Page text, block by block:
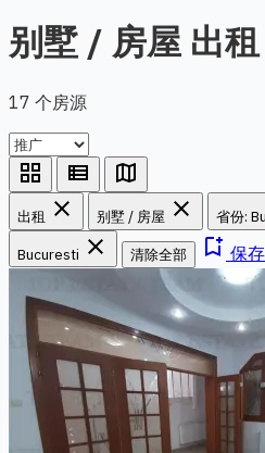
别墅 / 房屋 出
17 个房源
grid_view view_list map
出租 close 别墅 / 房屋 close 省份:
Bucuresti close 清除全部 bookmark_add 保